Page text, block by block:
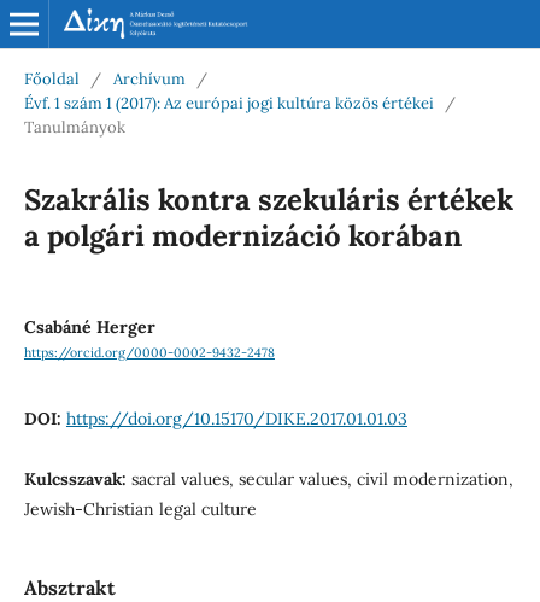
Főoldal / Archívum
/
Évf. 1 szám 1 (2017): Az európai jogi kultúra közös értékei
/
Tanulmányok
Szakrális kontra szekuláris értékek
a polgári modernizáció korában
Csabáné Herger
https://orcid.org/0000-0002-9432-2478
DOI: https://doi.org/10.15170/DIKE.2017.01.01.03
Kulcsszavak: sacral values, secular values, civil modernization,
Jewish-Christian legal culture
Absztrakt